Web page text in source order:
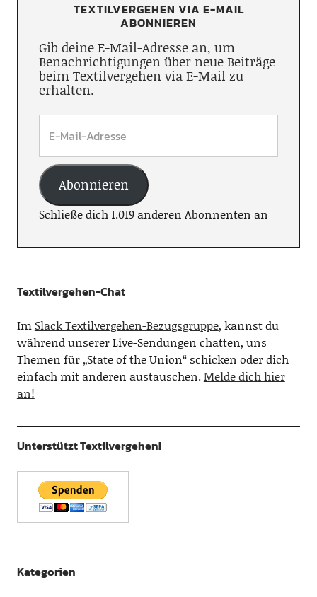
TEXTILVERGEHEN VIA E-MAIL
ABONNIEREN
Gib deine E-Mail-Adresse an, um
Benachrichtigungen über neue Beiträge
beim Textilvergehen via E-Mail zu
erhalten.
Abonnieren
Schließe dich 1.019 anderen Abonnenten an
Textilvergehen-Chat
Im Slack Textilvergehen-Bezugsgruppe, kannst du
während unserer Live-Sendungen chatten, uns
Themen für „State of the Union“ schicken oder dich
einfach mit anderen austauschen.Melde dich hier
an!
Unterstützt Textilvergehen!
Kategorien